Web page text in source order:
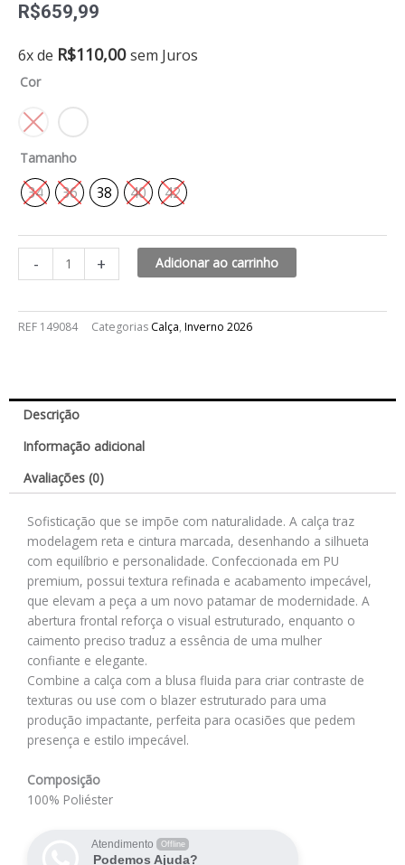
R$659,99
6x de R$110,00 sem Juros
Cor
Tamanho
34 36 38 40 42
-
Calça
premium
nostrum
quantidade
+ Adicionar ao carrinho
REF 149084 Categorias Calça, Inverno 2026
Descrição
Informação adicional
Avaliações (0)
Sofisticação que se impõe com naturalidade. A calça traz
modelagem reta e cintura marcada, desenhando a silhueta
com equilíbrio e personalidade. Confeccionada em PU
premium, possui textura refinada e acabamento impecável,
que elevam a peça a um novo patamar de modernidade. A
abertura frontal reforça o visual estruturado, enquanto o
caimento preciso traduz a essência de uma mulher
confiante e elegante.
Combine a calça com a blusa fluida para criar contraste de
texturas ou use com o blazer estruturado para uma
produção impactante, perfeita para ocasiões que pedem
presença e estilo impecável.
Composição
100% Poliéster
Atendimento Offline
Podemos Ajuda?